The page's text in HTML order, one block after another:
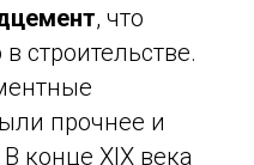
, что
строительстве.
прочнее и
конце XIX века